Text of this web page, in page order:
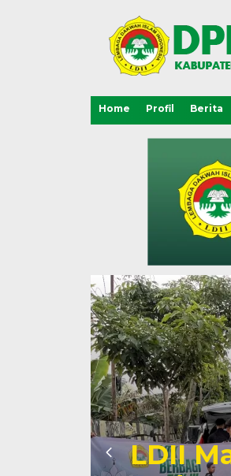
Home Profil Berita